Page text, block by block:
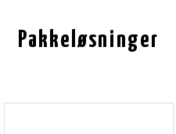
Pakkeløsninger